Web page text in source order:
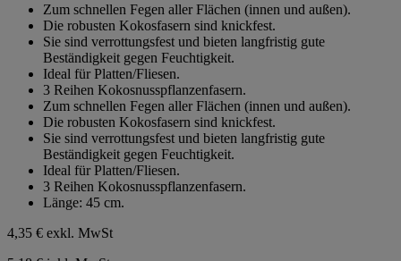
Sternen.
Zum schnellen Fegen aller Flächen (innen und außen).
Die robusten Kokosfasern sind knickfest.
Sie sind verrottungsfest und bieten langfristig gute
Beständigkeit gegen Feuchtigkeit.
Ideal für Platten/Fliesen.
3 Reihen Kokosnusspflanzenfasern.
Zum schnellen Fegen aller Flächen (innen und außen).
Die robusten Kokosfasern sind knickfest.
Sie sind verrottungsfest und bieten langfristig gute
Beständigkeit gegen Feuchtigkeit.
Ideal für Platten/Fliesen.
3 Reihen Kokosnusspflanzenfasern.
Länge: 45 cm.
4,35 € exkl. MwSt